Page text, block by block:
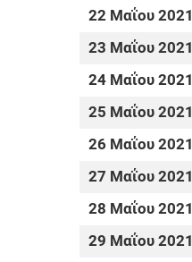
22 Μαΐου 2021
23 Μαΐου 2021
24 Μαΐου 2021
25 Μαΐου 2021
26 Μαΐου 2021
27 Μαΐου 2021
28 Μαΐου 2021
29 Μαΐου 2021